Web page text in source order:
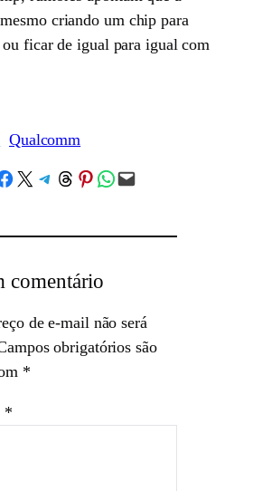
criando um chip para
ou ficar de igual para igual com
Qualcomm
on Facebook
Share on X Share on Telegram
Share on Threads
Share on Pinterest
Share on WhatsApp
Email this Page
comentário
de e-mail não será
obrigatórios são
*
*